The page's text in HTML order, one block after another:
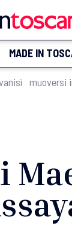
MADE IN
muoversi